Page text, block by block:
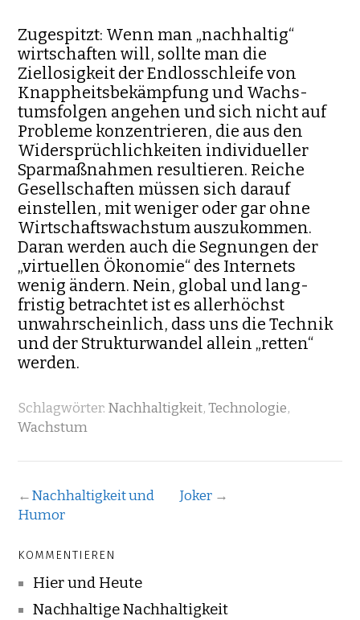
Zu­ge­spitzt: Wenn man „nachhaltig“
wirtschaften will, sollte man die
Ziellosigkeit der End­los­schleife von
Knappheitsbekämpfung und Wachs­
tums­folgen angehen und sich nicht auf
Probleme konzentrieren, die aus den
Widersprüchlichkeiten indi­vidueller
Sparmaßnahmen resul­tieren. Reiche
Gesellschaften müs­sen sich darauf
einstellen, mit weniger oder gar ohne
Wirtschaftswachstum auszukommen.
Daran werden auch die Seg­nungen der
„virtuellen Ökonomie“ des Inter­nets
wenig ändern. Nein, global und lang­
fristig betrachtet ist es aller­höchst
unwahrschein­lich, dass uns die Tech­nik
und der Strukturwandel allein „retten“
werden.
Schlagwörter: Nachhaltigkeit,Technologie,
Wachstum
← Nachhaltigkeit und
Humor
Joker →
KOMMENTIEREN
Hier und Heute
Nachhaltige Nachhaltigkeit